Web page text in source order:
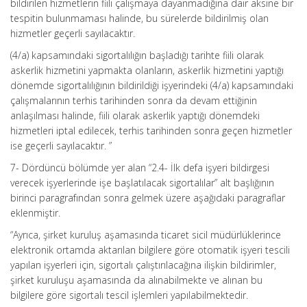
bildirilen hizmetlerin fiili çalışmaya dayanmadığına dair aksine bir
tespitin bulunmaması halinde, bu sürelerde bildirilmiş olan
hizmetler geçerli sayılacaktır.
(4/a) kapsamındaki sigortalılığın başladığı tarihte fiili olarak
askerlik hizmetini yapmakta olanların, askerlik hizmetini yaptığı
dönemde sigortalılığının bildirildiği işyerindeki (4/a) kapsamındaki
çalışmalarının terhis tarihinden sonra da devam ettiğinin
anlaşılması halinde, fiili olarak askerlik yaptığı dönemdeki
hizmetleri iptal edilecek, terhis tarihinden sonra geçen hizmetler
ise geçerli sayılacaktır. ”
7- Dördüncü bölümde yer alan “2.4- İlk defa işyeri bildirgesi
verecek işyerlerinde işe başlatılacak sigortalılar” alt başlığının
birinci paragrafından sonra gelmek üzere aşağıdaki paragraflar
eklenmiştir.
“Ayrıca, şirket kuruluş aşamasında ticaret sicil müdürlüklerince
elektronik ortamda aktarılan bilgilere göre otomatik işyeri tescili
yapılan işyerleri için, sigortalı çalıştırılacağına ilişkin bildirimler,
şirket kuruluşu aşamasında da alınabilmekte ve alınan bu
bilgilere göre sigortalı tescil işlemleri yapılabilmektedir.